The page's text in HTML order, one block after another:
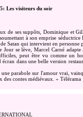
Les visiteurs du soir
de ses suppôts, Dominique et
à son emprise
Satan qui intervient en
se lève, Marcel Carné
peut être vu comme un
dans une belle version
parabole sur l'amour vrai,
des contes médiévaux. » Télérama